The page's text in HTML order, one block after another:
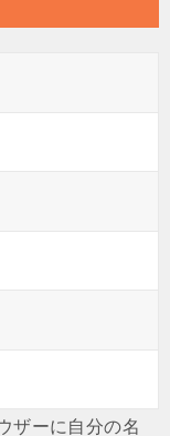
ザーに自分の名